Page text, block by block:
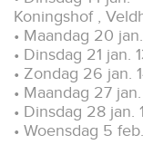
Koningshof ,
• Maandag 20
• Dinsdag 21
• Zondag 26 jan.
• Maandag 27
• Dinsdag 28 jan.
• Woensdag 5